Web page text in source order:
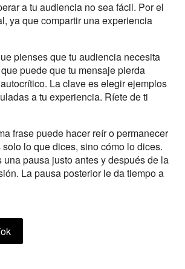
a tu audiencia no sea fácil. Por el
ya que compartir una experiencia
pienses que tu audiencia necesita
puede que tu mensaje pierda
La clave es elegir ejemplos
a tu experiencia. Ríete de ti
frase puede hacer reír o permanecer
lo que dices, sino cómo lo dices.
pausa justo antes y después de la
La pausa posterior le da tiempo a